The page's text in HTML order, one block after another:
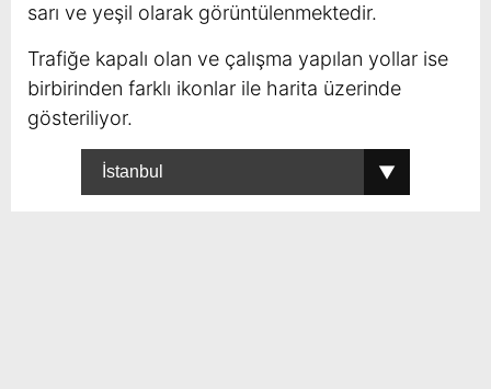
sarı ve yeşil olarak görüntülenmektedir.
Trafiğe kapalı olan ve çalışma yapılan yollar ise
birbirinden farklı ikonlar ile harita üzerinde
gösteriliyor.